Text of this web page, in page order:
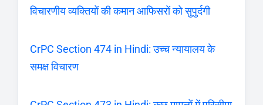
विचारणीय व्यक्तियों की कमान आफिसरों को सुपुर्दगी
CrPC Section 474 in Hindi: उच्च न्यायालय के
समक्ष विचारण